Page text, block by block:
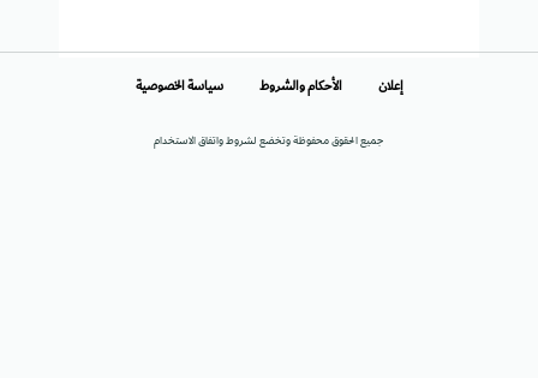
جميع الحقوق محفوظة وتخضع لشروط واتفاق الاستخدام
إعلان الأحكام والشروط سياسة الخصوصية